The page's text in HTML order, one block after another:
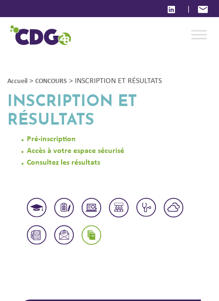
|
Accueil > CONCOURS > INSCRIPTION ET RÉSULTATS
INSCRIPTION ET
RÉSULTATS
Pré-inscription
Accès à votre espace sécurisé
Consultez les résultats